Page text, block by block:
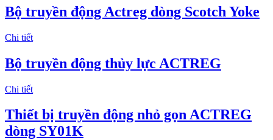
Bộ truyền động Actreg dòng Scotch Yoke
Chi tiết
Bộ truyền động thủy lực ACTREG
Chi tiết
Thiết bị truyền động nhỏ gọn ACTREG
dòng SY01K